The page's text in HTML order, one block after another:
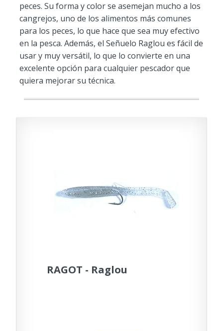
peces. Su forma y color se asemejan mucho a los
cangrejos, uno de los alimentos más comunes
para los peces, lo que hace que sea muy efectivo
en la pesca. Además, el Señuelo Raglou es fácil de
usar y muy versátil, lo que lo convierte en una
excelente opción para cualquier pescador que
quiera mejorar su técnica.
RAGOT - Raglou